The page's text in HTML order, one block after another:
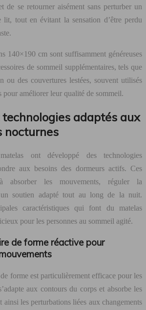
de se retourner aisément sans perturber un
lit, tout en évitant la sensation d’être perdu
140×190 cm sont suffisamment généreuses
de sommeil supplémentaires, tels que
ou des couvertures lestées, souvent utilisés
pour améliorer leur qualité de sommeil.
adaptés aux
nocturnes
ont développé des technologies
aux besoins des dormeurs actifs. Ces
absorber les mouvements, réguler la
soutien adapté tout au long de la nuit.
caractéristiques qui font du matelas
pour les personnes au sommeil agité.
de forme réactive pour
forme est particulièrement efficace pour les
aux contours du corps et absorbe les
ainsi les perturbations liées aux changements